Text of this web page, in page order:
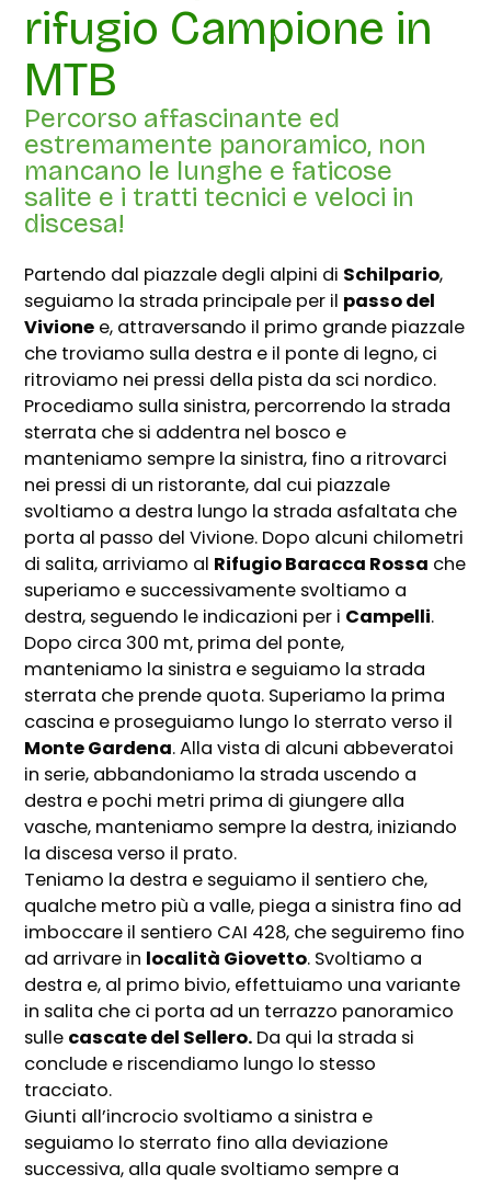
rifugio Campione in
MTB
Percorso affascinante ed
estremamente panoramico, non
mancano le lunghe e faticose
salite e i tratti tecnici e veloci in
discesa!
Partendo dal piazzale degli alpini di Schilpario,
seguiamo la strada principale per il passo del
Vivione e, attraversando il primo grande piazzale
che troviamo sulla destra e il ponte di legno, ci
ritroviamo nei pressi della pista da sci nordico.
Procediamo sulla sinistra, percorrendo la strada
sterrata che si addentra nel bosco e
manteniamo sempre la sinistra, fino a ritrovarci
nei pressi di un ristorante, dal cui piazzale
svoltiamo a destra lungo la strada asfaltata che
porta al passo del Vivione. Dopo alcuni chilometri
di salita, arriviamo al Rifugio Baracca Rossa che
superiamo e successivamente svoltiamo a
destra, seguendo le indicazioni per i Campelli.
Dopo circa 300 mt, prima del ponte,
manteniamo la sinistra e seguiamo la strada
sterrata che prende quota. Superiamo la prima
cascina e proseguiamo lungo lo sterrato verso il
Monte Gardena. Alla vista di alcuni abbeveratoi
in serie, abbandoniamo la strada uscendo a
destra e pochi metri prima di giungere alla
vasche, manteniamo sempre la destra, iniziando
la discesa verso il prato.
Teniamo la destra e seguiamo il sentiero che,
qualche metro più a valle, piega a sinistra fino ad
imboccare il sentiero CAI 428, che seguiremo fino
ad arrivare in località Giovetto. Svoltiamo a
destra e, al primo bivio, effettuiamo una variante
in salita che ci porta ad un terrazzo panoramico
sulle cascate del Sellero. Da qui la strada si
conclude e riscendiamo lungo lo stesso
tracciato.
Giunti all’incrocio svoltiamo a sinistra e
seguiamo lo sterrato fino alla deviazione
successiva, alla quale svoltiamo sempre a